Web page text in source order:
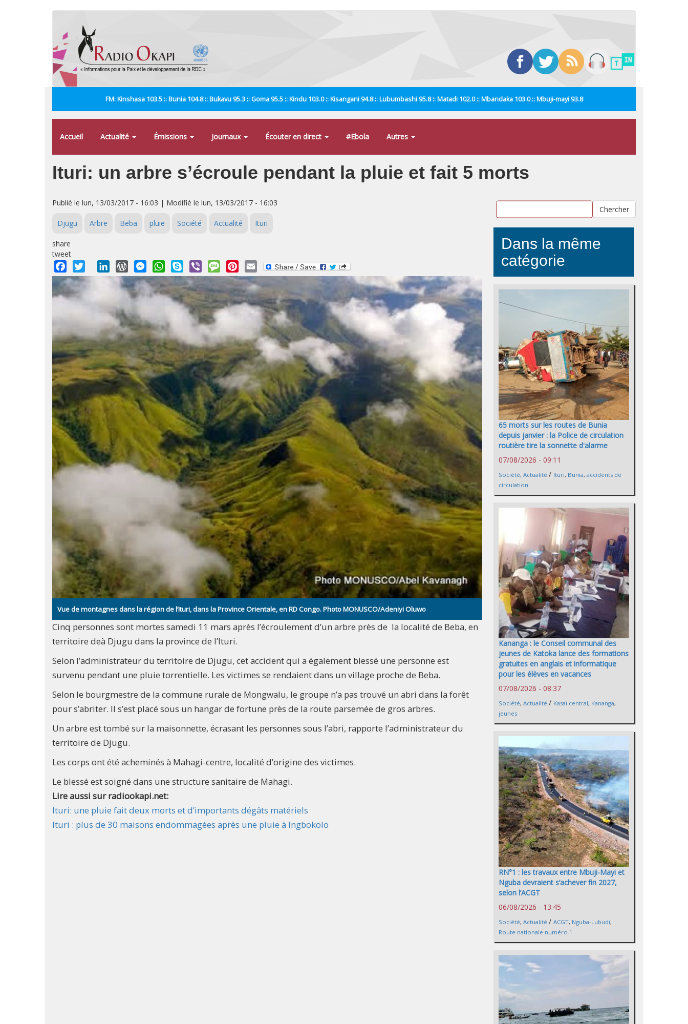
FM: Kinshasa 103.5 :: Bunia 104.8 :: Bukavu 95.3 :: Goma 95.5 :: Kindu 103.0 :: Kisangani 94.8 :: Lubumbashi 95.8 :: Matadi 102.0 :: Mbandaka 103.0 :: Mbuji-mayi 93.8
Accueil Actualité Émissions Journaux Écouter en direct #Ebola Autres
Ituri: un arbre s’écroule pendant la pluie et fait 5 morts
Publié le lun, 13/03/2017 - 16:03 | Modifié le lun, 13/03/2017 - 16:03
Djugu Arbre Beba pluie Société Actualité Ituri
share
tweet
Facebook
Twitter LinkedInWordPressMessengerWhatsApp
Skype Viber MessagePinterest
Email
Vue de montagnes dans la région de l’Ituri, dans la Province Orientale, en RD Congo. Photo MONUSCO/Adeniyi Oluwo
Cinq personnes sont mortes samedi 11 mars après l’écroulement d’un arbre près de la localité de Beba, en
territoire deà Djugu dans la province de l’Ituri.
Selon l’administrateur du territoire de Djugu, cet accident qui a également blessé une personne est
survenu pendant une pluie torrentielle. Les victimes se rendaient dans un village proche de Beba.
Selon le bourgmestre de la commune rurale de Mongwalu, le groupe n’a pas trouvé un abri dans la forêt
pour s’abriter. Il s’est placé sous un hangar de fortune près de la route parsemée de gros arbres.
Un arbre est tombé sur la maisonnette, écrasant les personnes sous l’abri, rapporte l’administrateur du
territoire de Djugu.
Les corps ont été acheminés à Mahagi-centre, localité d’origine des victimes.
Le blessé est soigné dans une structure sanitaire de Mahagi.
Lire aussi sur radiookapi.net:
Ituri: une pluie fait deux morts et d’importants dégâts matériels
Ituri : plus de 30 maisons endommagées après une pluie à Ingbokolo
Chercher
Dans la même
catégorie
65 morts sur les routes de Bunia
depuis janvier : la Police de circulation
routière tire la sonnette d'alarme
07/08/2026 - 09:11
Société, Actualité / Ituri, Bunia, accidents de
circulation
Kananga : le Conseil communal des
jeunes de Katoka lance des formations
gratuites en anglais et informatique
pour les élèves en vacances
07/08/2026 - 08:37
Société, Actualité / Kasaï central, Kananga,
jeunes
RN°1 : les travaux entre Mbuji-Mayi et
Nguba devraient s’achever fin 2027,
selon l’ACGT
06/08/2026 - 13:45
Société, Actualité / ACGT, Nguba-Lubudi,
Route nationale numéro 1